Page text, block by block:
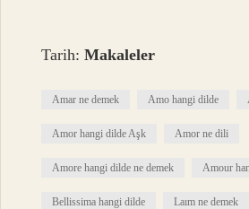
Tarih:Makaleler
Amar ne demek Amo hangi dilde
Amor hangi dilde Aşk Amor ne dili
Amore hangi dilde ne demek Amour
Bellissima hangi dilde Laım ne demek